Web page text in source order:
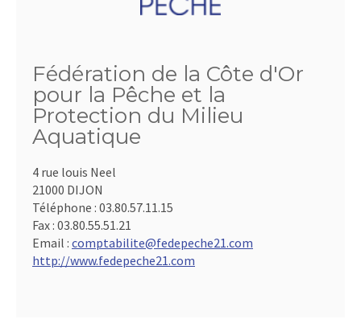
Fédération de la Côte d'Or
pour la Pêche et la
Protection du Milieu
Aquatique
4 rue louis Neel
21000 DIJON
Téléphone : 03.80.57.11.15
Fax : 03.80.55.51.21
Email : comptabilite@fedepeche21.com
http://www.fedepeche21.com